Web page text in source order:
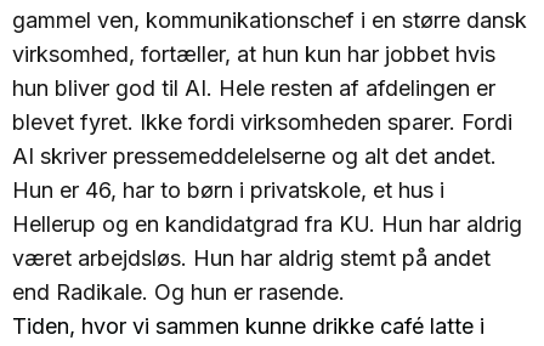
gammel ven, kommunikationschef i en større dansk
virksomhed, fortæller, at hun kun har jobbet hvis
hun bliver god til AI. Hele resten af afdelingen er
blevet fyret. Ikke fordi virksomheden sparer. Fordi
AI skriver pressemeddelelserne og alt det andet.
Hun er 46, har to børn i privatskole, et hus i
Hellerup og en kandidatgrad fra KU. Hun har aldrig
været arbejdsløs. Hun har aldrig stemt på andet
end Radikale. Og hun er rasende.
Tiden, hvor vi sammen kunne drikke café latte i